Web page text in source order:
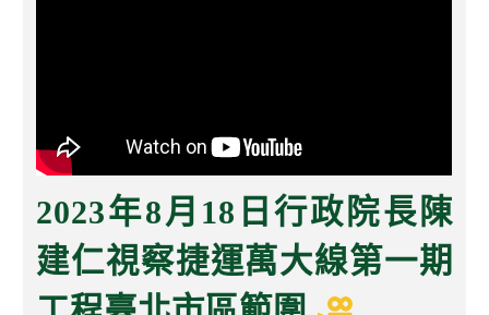
2023年8月18日行政院長陳
建仁視察捷運萬大線第一期